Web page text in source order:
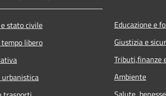
stato civile
libero
urbanistica
Educazione e
Giustizia e
Tributi,finanze
Ambiente